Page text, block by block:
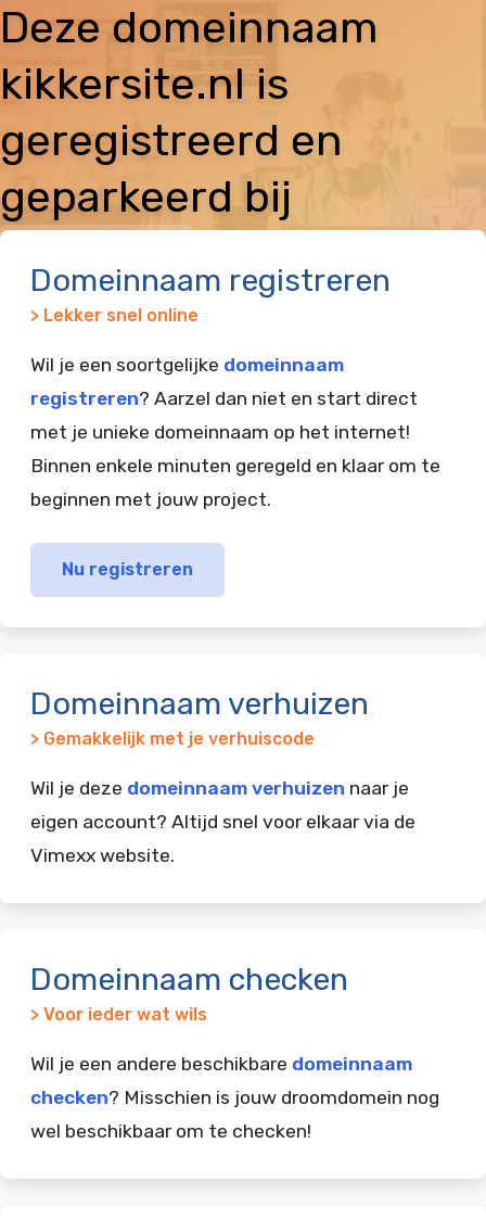
Deze domeinnaam
kikkersite.nl is
geregistreerd en
geparkeerd bij
Domeinnaam registreren
> Lekker snel online
Wil je een soortgelijke domeinnaam
registreren? Aarzel dan niet en start direct
met je unieke domeinnaam op het internet!
Binnen enkele minuten geregeld en klaar om te
beginnen met jouw project.
Nu registreren
Domeinnaam verhuizen
> Gemakkelijk met je verhuiscode
Wil je deze domeinnaam verhuizen naar je
eigen account? Altijd snel voor elkaar via de
Vimexx website.
Domeinnaam checken
> Voor ieder wat wils
Wil je een andere beschikbare domeinnaam
checken? Misschien is jouw droomdomein nog
wel beschikbaar om te checken!